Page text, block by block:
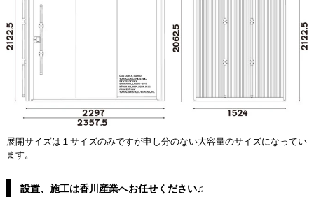
展開サイズは１サイズのみですが申し分のない大容量のサイズになってい
ます。
設置、施工は香川産業へお任せください♫